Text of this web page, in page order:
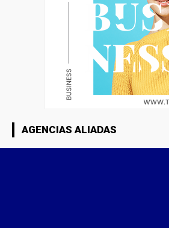
AGENCIAS ALIADAS